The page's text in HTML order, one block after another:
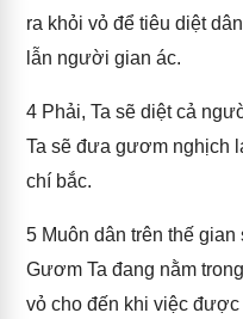
ra khỏi vỏ để tiêu diệt
lẫn người gian ác.
4 Phải, Ta sẽ diệt cả
Ta sẽ đưa gươm nghịch
chí bắc.
5 Muôn dân trên thế
Gươm Ta đang nằm
vỏ cho đến khi việc được